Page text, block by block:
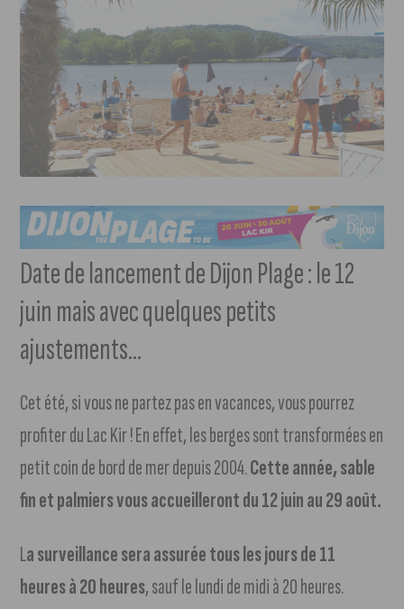
Date de lancement de Dijon Plage : le 12
juin mais avec quelques petits
ajustements…
Cet été, si vous ne partez pas en vacances, vous pourrez
profiter du Lac Kir ! En effet, les berges sont transformées en
petit coin de bord de mer depuis 2004.Cette année, sable
fin et palmiers vous accueilleront du 12 juin au 29 août.
La surveillance sera assurée tous les jours de 11
heures à 20 heures, sauf le lundi de midi à 20 heures.